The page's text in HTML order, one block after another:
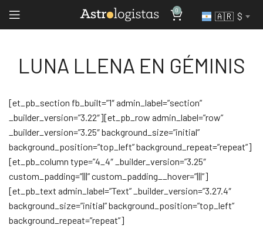
0
🇦🇷 $
LUNA LLENA EN GÉMINIS
[et_pb_section fb_built=”1″ admin_label=”section”
_builder_version=”3.22″][et_pb_row admin_label=”row”
_builder_version=”3.25″ background_size=”initial”
background_position=”top_left” background_repeat=”repeat”]
[et_pb_column type=”4_4″ _builder_version=”3.25″
custom_padding=”|||” custom_padding__hover=”|||”]
[et_pb_text admin_label=”Text” _builder_version=”3.27.4″
background_size=”initial” background_position=”top_left”
background_repeat=”repeat”]